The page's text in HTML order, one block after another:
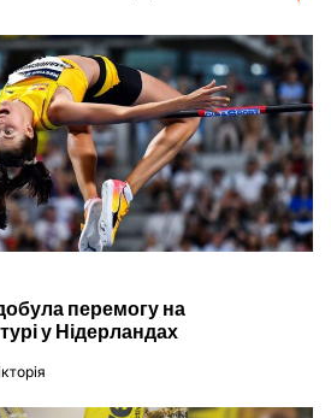
перемогу на
у Нідерландах